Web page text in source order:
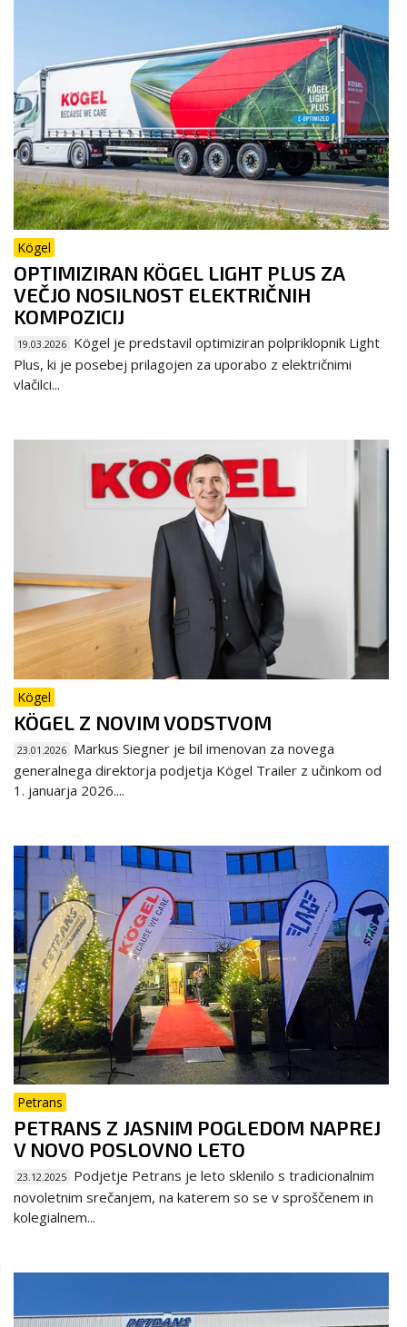
Kögel
OPTIMIZIRAN KÖGEL LIGHT PLUS ZA
VEČJO NOSILNOST ELEKTRIČNIH
KOMPOZICIJ
19.03.2026 Kögel je predstavil optimiziran polpriklopnik Light
Plus, ki je posebej prilagojen za uporabo z električnimi
vlačilci...
Kögel
KÖGEL Z NOVIM VODSTVOM
23.01.2026 Markus Siegner je bil imenovan za novega
generalnega direktorja podjetja Kögel Trailer z učinkom od
1. januarja 2026....
Petrans
PETRANS Z JASNIM POGLEDOM NAPREJ
V NOVO POSLOVNO LETO
23.12.2025 Podjetje Petrans je leto sklenilo s tradicionalnim
novoletnim srečanjem, na katerem so se v sproščenem in
kolegialnem...